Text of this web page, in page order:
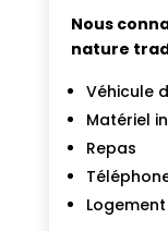
Nous
nature
Véhicule
Matériel
Repas
Logement